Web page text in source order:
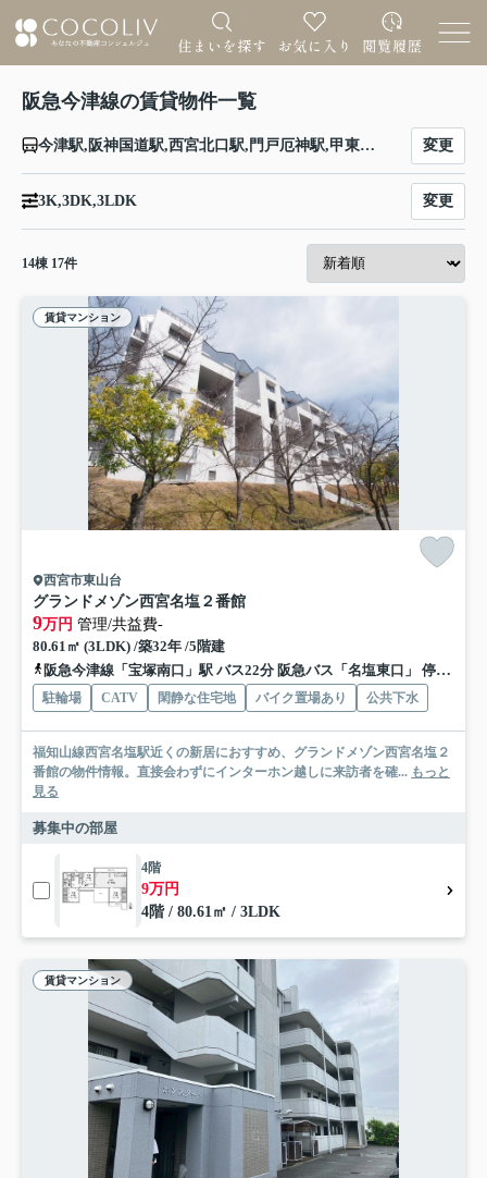
阪急今津線の賃貸物件一覧
今津駅,阪神国道駅,西宮北口駅,門戸厄神駅,甲東園駅,仁川駅,小林駅,逆瀬川駅,宝塚南口駅,宝塚駅 変更
3K,3DK,3LDK 変更
14棟 17件
賃貸マンション
西宮市東山台
グランドメゾン西宮名塩２番館
9万円 管理/共益費-
80.61㎡ (3LDK) /築32年 /5階建
阪急今津線「宝塚南口」駅 バス22分 阪急バス「名塩東口」 停歩9分
駐輪場 CATV 閑静な住宅地 バイク置場あり 公共下水
福知山線西宮名塩駅近くの新居におすすめ、グランドメゾン西宮名塩２
番館の物件情報。直接会わずにインターホン越しに来訪者を確... もっと
見る
募集中の部屋
4階
9万円
4階 / 80.61㎡ / 3LDK
賃貸マンション